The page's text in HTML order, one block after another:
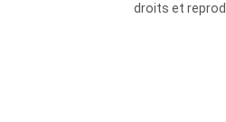
droits et